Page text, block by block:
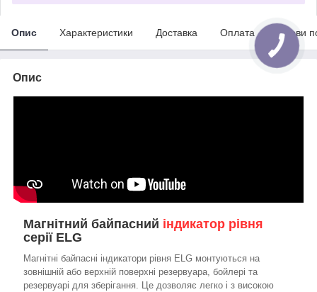
Опис Характеристики Доставка Оплата Умови
Опис
Магнітний байпасний індикатор рівня
серії ELG
Магнітні байпасні індикатори рівня ELG монтуються на
зовнішній або верхній поверхні резервуара, бойлері та
резервуарі для зберігання. Це дозволяє легко і з високою